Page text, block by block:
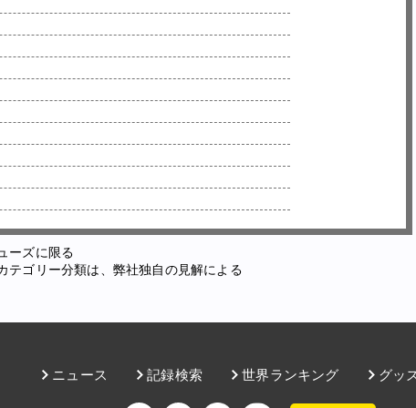
ーズに限る
ゴリー分類は、弊社独自の見解による
ニュース 記録検索 世界ランキング グッ